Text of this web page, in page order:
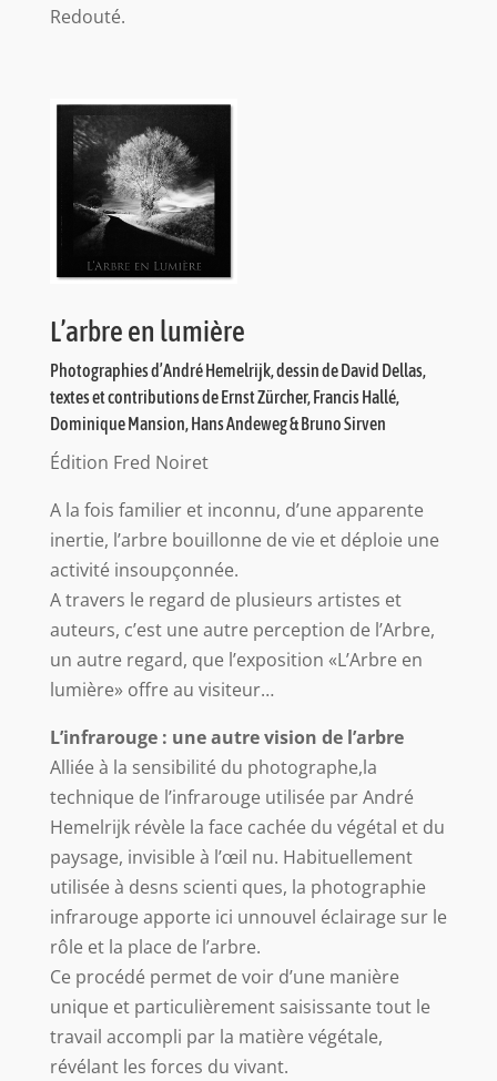
Redouté.
L’arbre en lumière
Photographies d’André Hemelrijk, dessin de David Dellas,
textes et contributions de Ernst Zürcher, Francis Hallé,
Dominique Mansion, Hans Andeweg & Bruno Sirven
Édition Fred Noiret
A la fois familier et inconnu, d’une apparente
inertie, l’arbre bouillonne de vie et déploie une
activité insoupçonnée.
A travers le regard de plusieurs artistes et
auteurs, c’est une autre perception de l’Arbre,
un autre regard, que l’exposition «L’Arbre en
lumière» offre au visiteur…
L’infrarouge : une autre vision de l’arbre
Alliée à la sensibilité du photographe,la
technique de l’infrarouge utilisée par André
Hemelrijk révèle la face cachée du végétal et du
paysage, invisible à l’œil nu. Habituellement
utilisée à desns scienti ques, la photographie
infrarouge apporte ici unnouvel éclairage sur le
rôle et la place de l’arbre.
Ce procédé permet de voir d’une manière
unique et particulièrement saisissante tout le
travail accompli par la matière végétale,
révélant les forces du vivant.